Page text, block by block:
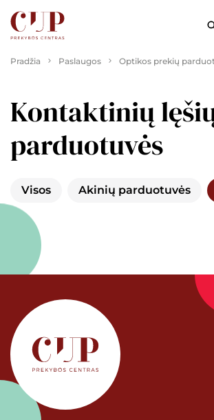
Pradžia Paslaugos Optikos prekių
Kontaktinių
parduotuvės
Visos Akinių parduotuvės